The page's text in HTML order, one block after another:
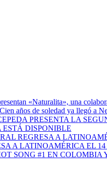
DISPONIBLE
A LATINOAMÉRICA EL